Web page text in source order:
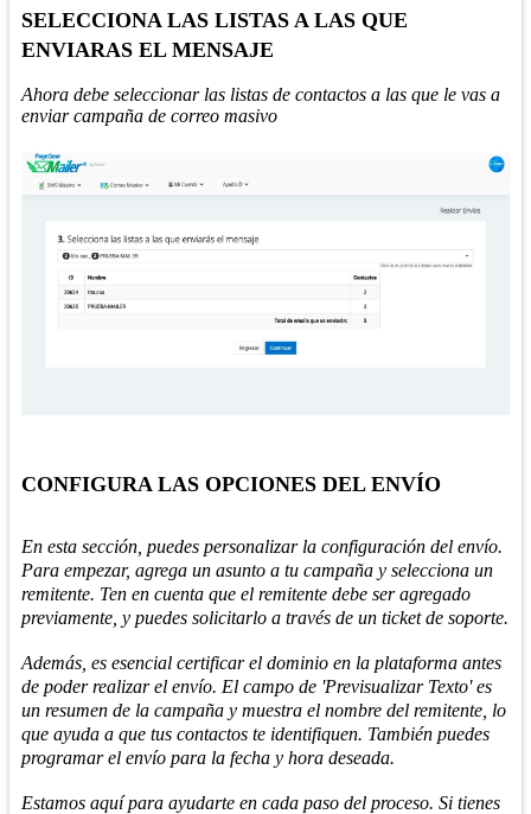
SELECCIONA LAS LISTAS A LAS QUE
ENVIARAS EL MENSAJE
Ahora debe seleccionar las listas de contactos a las que le vas a
enviar campaña de correo masivo
CONFIGURA LAS OPCIONES DEL ENVÍO
En esta sección, puedes personalizar la configuración del envío.
Para empezar, agrega un asunto a tu campaña y selecciona un
remitente. Ten en cuenta que el remitente debe ser agregado
previamente, y puedes solicitarlo a través de un ticket de soporte.
Además, es esencial certificar el dominio en la plataforma antes
de poder realizar el envío. El campo de 'Previsualizar Texto' es
un resumen de la campaña y muestra el nombre del remitente, lo
que ayuda a que tus contactos te identifiquen. También puedes
programar el envío para la fecha y hora deseada.
Estamos aquí para ayudarte en cada paso del proceso. Si tienes